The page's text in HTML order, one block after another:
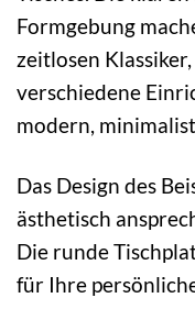
Formgebung
zeitlosen
verschiedene
modern,
Das Design des
ästhetisch
Die runde
für Ihre